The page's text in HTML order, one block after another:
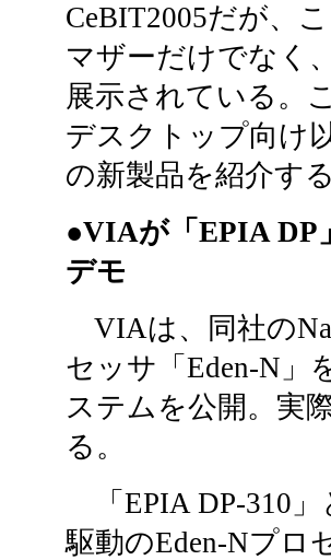
CeBIT2005だが、
マザーだけでなく
展示されている。
デスクトップ向け
の新製品を紹介す
●VIAが「EPIA DP
デモ
VIAは、同社の
セッサ「Eden-N」
ステムを公開。実
る。
「EPIA DP-310
駆動のEden-Nプロ